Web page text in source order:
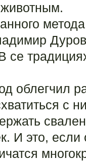
се
облегчил
с
И это,